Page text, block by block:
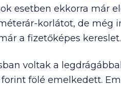
esetben ekkorra már
korlátot, de még
a fizetőképes kereslet.
voltak a
forint fölé emelkedett.